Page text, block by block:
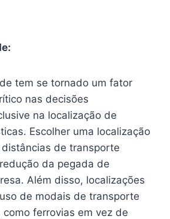
tem se tornado um fator
nas decisões
na localização de
Escolher uma localização
de transporte
da pegada de
Além disso, localizações
de modais de transporte
como ferrovias em vez de